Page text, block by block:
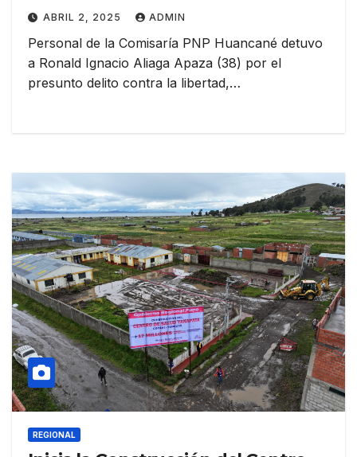
ABRIL 2, 2025 ADMIN
Personal de la Comisaría PNP Huancané detuvo
a Ronald Ignacio Aliaga Apaza (38) por el
presunto delito contra la libertad,…
REGIONAL